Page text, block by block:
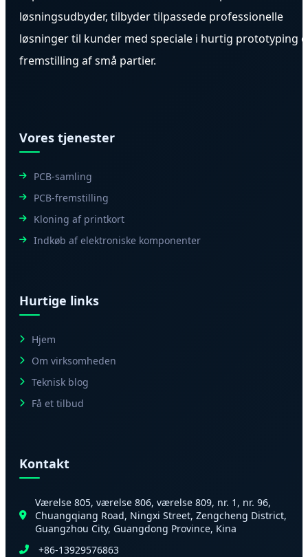
løsningsudbyder, tilbyder tilpassede professionelle
løsninger til kunder med speciale i hurtig prototyping
fremstilling af små partier.
Vores tjenester
PCB-samling
PCB-fremstilling
Kloning af printkort
Indkøb af elektroniske komponenter
Hurtige links
Hjem
Om virksomheden
Teknisk blog
Få et tilbud
Kontakt
Værelse 805, værelse 806, værelse 809, nr. 1, nr. 96,
Chuangqiang Road, Ningxi Street, Zengcheng District,
Guangzhou City, Guangdong Province, Kina
+86-13929576863